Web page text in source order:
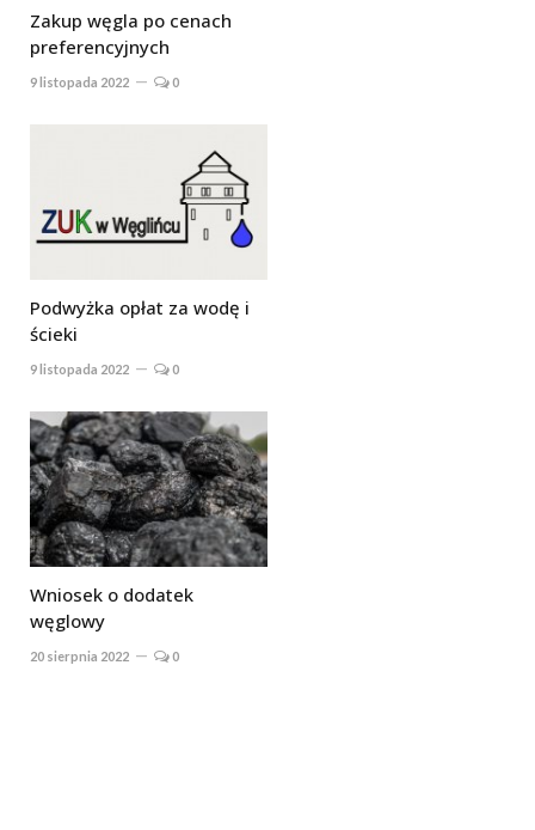
Zakup węgla po cenach
preferencyjnych
9 listopada 2022 0
Podwyżka opłat za wodę i
ścieki
9 listopada 2022 0
Wniosek o dodatek
węglowy
20 sierpnia 2022 0